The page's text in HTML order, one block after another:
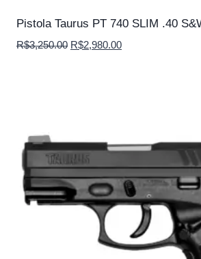
Pistola Taurus PT 740 SLIM .40
R$3,250.00 O
R$2,980.00O